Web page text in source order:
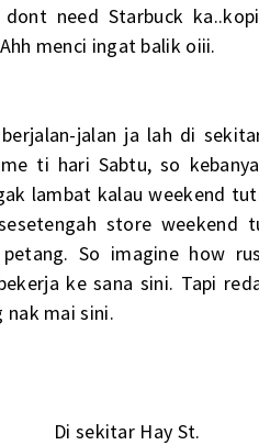
need Starbuck
menci ingat balik oiii.
jalan ja lah di
ti hari Sabtu, so
lambat kalau weekend
store weekend
So imagine how
ke sana sini. Tapi
nak mai sini.
Di sekitar Hay St.